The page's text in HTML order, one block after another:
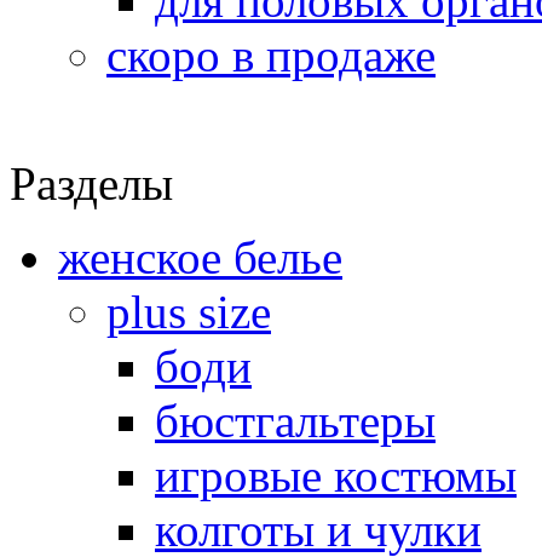
скоро в продаже
Разделы
женское белье
plus size
боди
бюстгальтеры
игровые костюмы
колготы и чулки